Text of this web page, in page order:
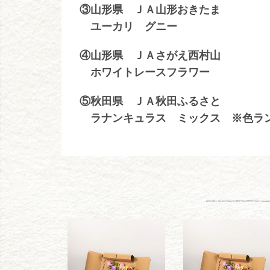
③山形県 ＪＡ山形おきたま
ユーカリ グニー
④山形県 ＪＡさがえ西村山
ホワイトレースフラワー
⑤秋田県 ＪＡ秋田ふるさと
ラナンキュラス ミックス ※色ラ